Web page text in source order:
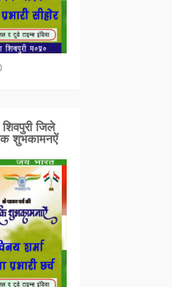
जिले
शुभकामनऐं